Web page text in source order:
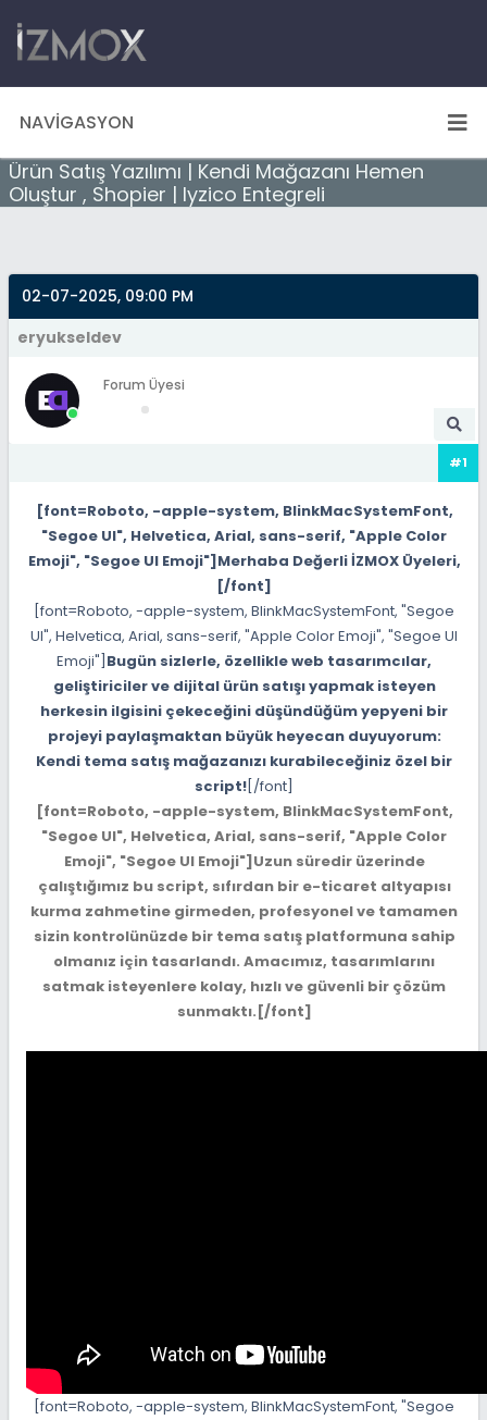
NAVIGASYON
Ürün Satış Yazılımı | Kendi Mağazanı Hemen
Oluştur , Shopier | Iyzico Entegreli
02-07-2025, 09:00 PM
eryukseldev
Forum Üyesi
#1
[font=Roboto, -apple-system, BlinkMacSystemFont,
"Segoe UI", Helvetica, Arial, sans-serif, "Apple Color
Emoji", "Segoe UI Emoji"]Merhaba Değerli İZMOX Üyeleri,
[/font]
[font=Roboto, -apple-system, BlinkMacSystemFont, "Segoe
UI", Helvetica, Arial, sans-serif, "Apple Color Emoji", "Segoe UI
Emoji"] Bugün sizlerle, özellikle web tasarımcılar,
geliştiriciler ve dijital ürün satışı yapmak isteyen
herkesin ilgisini çekeceğini düşündüğüm yepyeni bir
projeyi paylaşmaktan büyük heyecan duyuyorum:
Kendi tema satış mağazanızı kurabileceğiniz özel bir
script![/font]
[font=Roboto, -apple-system, BlinkMacSystemFont,
"Segoe UI", Helvetica, Arial, sans-serif, "Apple Color
Emoji", "Segoe UI Emoji"]Uzun süredir üzerinde
çalıştığımız bu script, sıfırdan bir e-ticaret altyapısı
kurma zahmetine girmeden, profesyonel ve tamamen
sizin kontrolünüzde bir tema satış platformuna sahip
olmanız için tasarlandı. Amacımız, tasarımlarını
satmak isteyenlere kolay, hızlı ve güvenli bir çözüm
sunmaktı.[/font]
[font=Roboto, -apple-system, BlinkMacSystemFont, "Segoe